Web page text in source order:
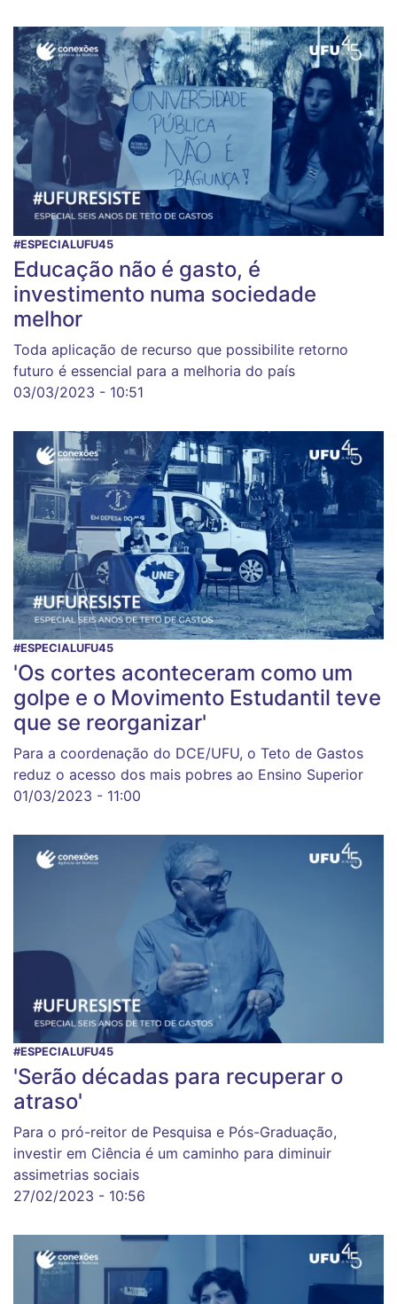
#ESPECIALUFU45
Educação não é gasto, é
investimento numa sociedade
melhor
Toda aplicação de recurso que possibilite retorno
futuro é essencial para a melhoria do país
03/03/2023 - 10:51
#ESPECIALUFU45
'Os cortes aconteceram como um
golpe e o Movimento Estudantil teve
que se reorganizar'
Para a coordenação do DCE/UFU, o Teto de Gastos
reduz o acesso dos mais pobres ao Ensino Superior
01/03/2023 - 11:00
#ESPECIALUFU45
'Serão décadas para recuperar o
atraso'
Para o pró-reitor de Pesquisa e Pós-Graduação,
investir em Ciência é um caminho para diminuir
assimetrias sociais
27/02/2023 - 10:56